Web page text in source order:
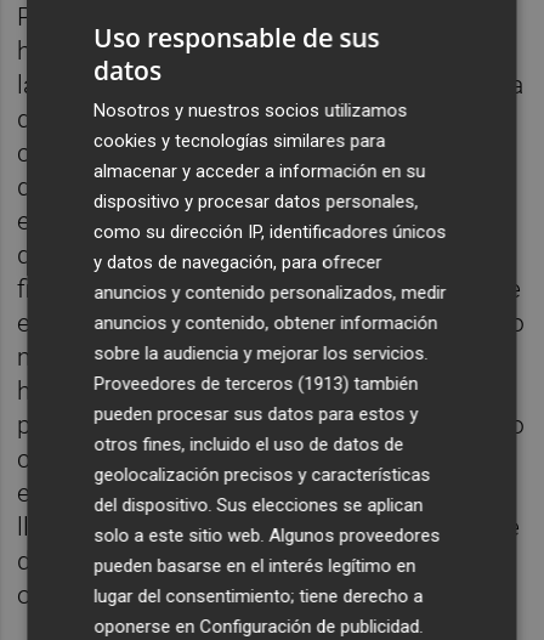
Pese a esta postura, lo cierto es que el BCE
ha acometido su tercera rebaja de tipos en
las últimas cuatro reuniones. Además, con la
decisión de este jueves la entidad cumple
con lasprevisiones del mercado, que
descontaba desde hacía semanas el recorte
e incluso algunas voces expertas vaticinan
que el tipo de referencia quedará en el 3% a
finales de año. Si se cumple el escenario que
el mercado prevé para la reunión del próximo
mes de diciembre, la referencia del BCE
habría experimentado una caída de 1,5
puntos enapenas seis meses.En este punto
cabe recordar que durante el pasado
encuentro se aplicó un cambio técnico que
llevó a considerar como referencia la tasa de
depósito en detrimento de la de las
operaciones principales de financiación.
Uso responsable de sus
datos
Nosotros y nuestros socios utilizamos
cookies y tecnologías similares para
almacenar y acceder a información en su
dispositivo y procesar datos personales,
como su dirección IP, identificadores únicos
y datos de navegación, para ofrecer
anuncios y contenido personalizados, medir
anuncios y contenido, obtener información
sobre la audiencia y mejorar los servicios.
Proveedores de terceros (1913) también
pueden procesar sus datos para estos y
otros fines, incluido el uso de datos de
geolocalización precisos y características
del dispositivo. Sus elecciones se aplican
solo a este sitio web. Algunos proveedores
pueden basarse en el interés legítimo en
lugar del consentimiento; tiene derecho a
oponerse enConfiguración de publicidad